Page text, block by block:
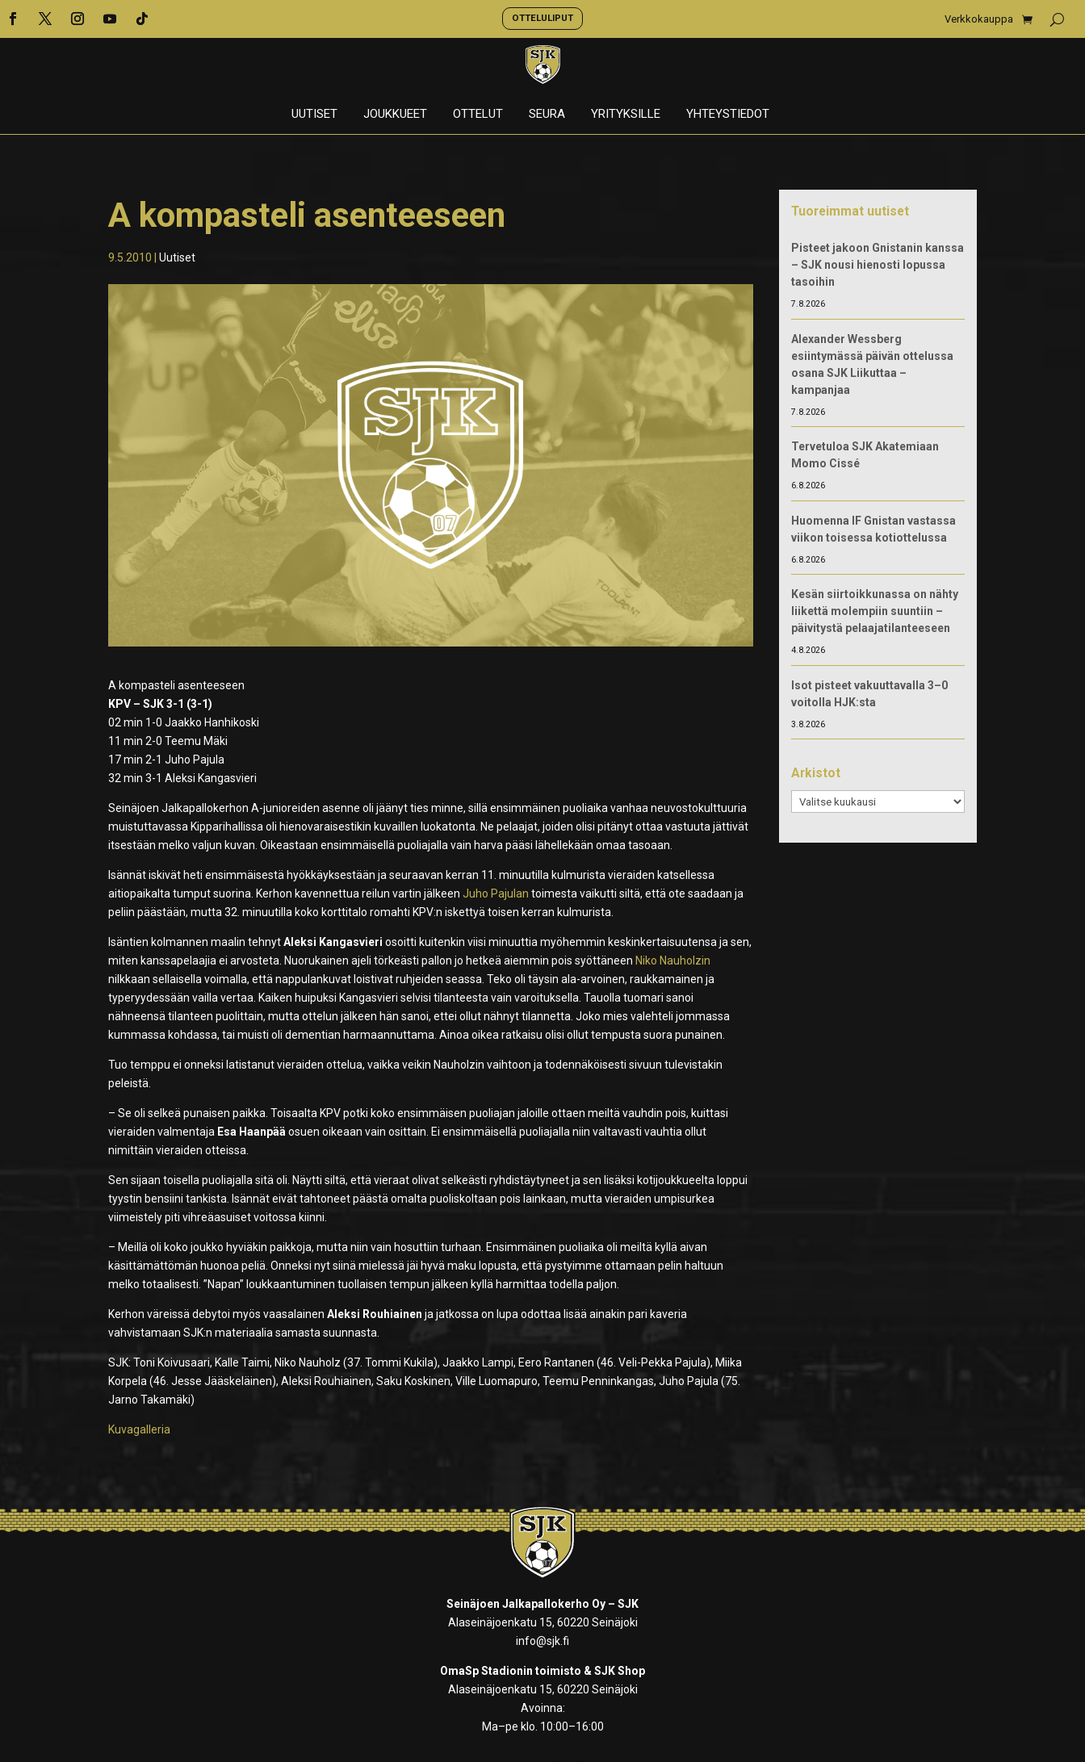
OTTELULIPUT Verkkokauppa
UUTISET JOUKKUEET OTTELUT SEURA YRITYKSILLE YHTEYSTIEDOT
A kompasteli asenteeseen
9.5.2010 |Uutiset
A kompasteli asenteeseen
KPV – SJK 3-1 (3-1)
02 min 1-0 Jaakko Hanhikoski
11 min 2-0 Teemu Mäki
17 min 2-1 Juho Pajula
32 min 3-1 Aleksi Kangasvieri
Seinäjoen Jalkapallokerhon A-junioreiden asenne oli jäänyt ties minne, sillä ensimmäinen puoliaika vanhaa neuvostokulttuuria
muistuttavassa Kipparihallissa oli hienovaraisestikin kuvaillen luokatonta. Ne pelaajat, joiden olisi pitänyt ottaa vastuuta jättivät
itsestään melko valjun kuvan. Oikeastaan ensimmäisellä puoliajalla vain harva pääsi lähellekään omaa tasoaan.
Isännät iskivät heti ensimmäisestä hyökkäyksestään ja seuraavan kerran 11. minuutilla kulmurista vieraiden katsellessa
aitiopaikalta tumput suorina. Kerhon kavennettua reilun vartin jälkeenJuho Pajulan toimesta vaikutti siltä, että ote saadaan ja
peliin päästään, mutta 32. minuutilla koko korttitalo romahti KPV:n iskettyä toisen kerran kulmurista.
Isäntien kolmannen maalin tehnytAleksi Kangasvieri osoitti kuitenkin viisi minuuttia myöhemmin keskinkertaisuutensa ja sen,
miten kanssapelaajia ei arvosteta. Nuorukainen ajeli törkeästi pallon jo hetkeä aiemmin pois syöttäneen Niko Nauholzin
nilkkaan sellaisella voimalla, että nappulankuvat loistivat ruhjeiden seassa. Teko oli täysin ala-arvoinen, raukkamainen ja
typeryydessään vailla vertaa. Kaiken huipuksi Kangasvieri selvisi tilanteesta vain varoituksella. Tauolla tuomari sanoi
nähneensä tilanteen puolittain, mutta ottelun jälkeen hän sanoi, ettei ollut nähnyt tilannetta. Joko mies valehteli jommassa
kummassa kohdassa, tai muisti oli dementian harmaannuttama. Ainoa oikea ratkaisu olisi ollut tempusta suora punainen.
Tuo temppu ei onneksi latistanut vieraiden ottelua, vaikka veikin Nauholzin vaihtoon ja todennäköisesti sivuun tulevistakin
peleistä.
– Se oli selkeä punaisen paikka. Toisaalta KPV potki koko ensimmäisen puoliajan jaloille ottaen meiltä vauhdin pois, kuittasi
vieraiden valmentaja Esa Haanpääosuen oikeaan vain osittain. Ei ensimmäisellä puoliajalla niin valtavasti vauhtia ollut
nimittäin vieraiden otteissa.
Sen sijaan toisella puoliajalla sitä oli. Näytti siltä, että vieraat olivat selkeästi ryhdistäytyneet ja sen lisäksi kotijoukkueelta loppui
tyystin bensiini tankista. Isännät eivät tahtoneet päästä omalta puoliskoltaan pois lainkaan, mutta vieraiden umpisurkea
viimeistely piti vihreäasuiset voitossa kiinni.
– Meillä oli koko joukko hyviäkin paikkoja, mutta niin vain hosuttiin turhaan. Ensimmäinen puoliaika oli meiltä kyllä aivan
käsittämättömän huonoa peliä. Onneksi nyt siinä mielessä jäi hyvä maku lopusta, että pystyimme ottamaan pelin haltuun
melko totaalisesti. ”Napan” loukkaantuminen tuollaisen tempun jälkeen kyllä harmittaa todella paljon.
Kerhon väreissä debytoi myös vaasalainenAleksi Rouhiainen ja jatkossa on lupa odottaa lisää ainakin pari kaveria
vahvistamaan SJK:n materiaalia samasta suunnasta.
SJK: Toni Koivusaari, Kalle Taimi, Niko Nauholz (37. Tommi Kukila), Jaakko Lampi, Eero Rantanen (46. Veli-Pekka Pajula), Miika
Korpela (46. Jesse Jääskeläinen), Aleksi Rouhiainen, Saku Koskinen, Ville Luomapuro, Teemu Penninkangas, Juho Pajula (75.
Jarno Takamäki)
Kuvagalleria
Tuoreimmat uutiset
Pisteet jakoon Gnistanin kanssa
– SJK nousi hienosti lopussa
tasoihin
7.8.2026
Alexander Wessberg
esiintymässä päivän ottelussa
osana SJK Liikuttaa –
kampanjaa
7.8.2026
Tervetuloa SJK Akatemiaan
Momo Cissé
6.8.2026
Huomenna IF Gnistan vastassa
viikon toisessa kotiottelussa
6.8.2026
Kesän siirtoikkunassa on nähty
liikettä molempiin suuntiin –
päivitystä pelaajatilanteeseen
4.8.2026
Isot pisteet vakuuttavalla 3–0
voitolla HJK:sta
3.8.2026
Arkistot
Arkistot
Seinäjoen Jalkapallokerho Oy – SJK
Alaseinäjoenkatu 15, 60220 Seinäjoki
info@sjk.fi
OmaSp Stadionin toimisto & SJK Shop
Alaseinäjoenkatu 15, 60220 Seinäjoki
Avoinna:
Ma–pe klo. 10:00–16:00